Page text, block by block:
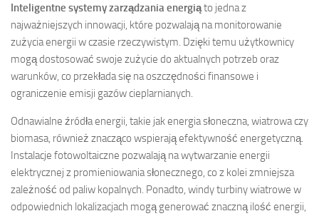
Inteligentne systemy zarządzania energiąto jedna z
najważniejszych innowacji, które pozwalają na monitorowanie
zużycia energii w czasie rzeczywistym. Dzięki temu użytkownicy
mogą dostosować swoje zużycie do aktualnych potrzeb oraz
warunków, co przekłada się na oszczędności finansowe i
ograniczenie emisji gazów cieplarnianych.
Odnawialne źródła energii, takie jak energia słoneczna, wiatrowa czy
biomasa, również znacząco wspierają efektywność energetyczną.
Instalacje fotowoltaiczne pozwalają na wytwarzanie energii
elektrycznej z promieniowania słonecznego, co z kolei zmniejsza
zależność od paliw kopalnych. Ponadto, windy turbiny wiatrowe w
odpowiednich lokalizacjach mogą generować znaczną ilość energii,